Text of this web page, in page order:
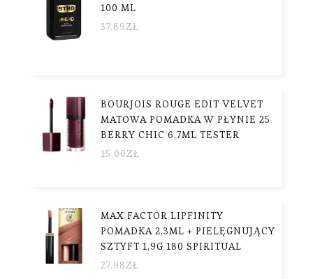
100 ML
37.89ZŁ
BOURJOIS ROUGE EDIT VELVET
MATOWA POMADKA W PŁYNIE 25
BERRY CHIC 6,7ML TESTER
15.00ZŁ
MAX FACTOR LIPFINITY
POMADKA 2,3ML + PIELĘGNUJĄCY
SZTYFT 1,9G 180 SPIRITUAL
27.98ZŁ